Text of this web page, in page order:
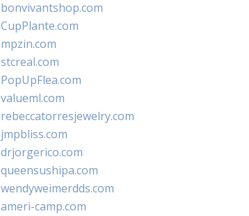
bonvivantshop.com
CupPlante.com
mpzin.com
stcreal.com
PopUpFlea.com
valueml.com
rebeccatorresjewelry.com
jmpbliss.com
drjorgerico.com
queensushipa.com
wendyweimerdds.com
ameri-camp.com